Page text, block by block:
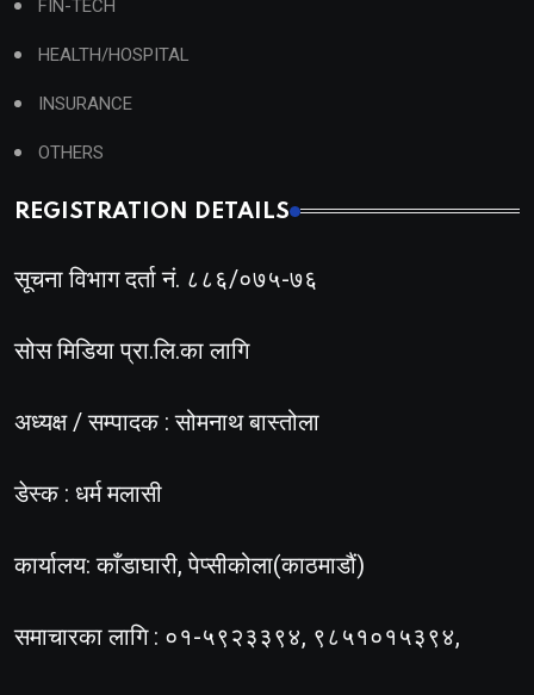
FIN-TECH
HEALTH/HOSPITAL
INSURANCE
OTHERS
REGISTRATION DETAILS
सूचना विभाग दर्ता नं. ८८६/०७५-७६
सोस मिडिया प्रा.लि.का लागि
अध्यक्ष / सम्पादक : सोमनाथ बास्तोला
डेस्क : धर्म मलासी
कार्यालय: काँडाघारी, पेप्सीकोला(काठमाडौं)
समाचारका लागि : ०१-५९२३३९४, ९८५१०१५३९४,